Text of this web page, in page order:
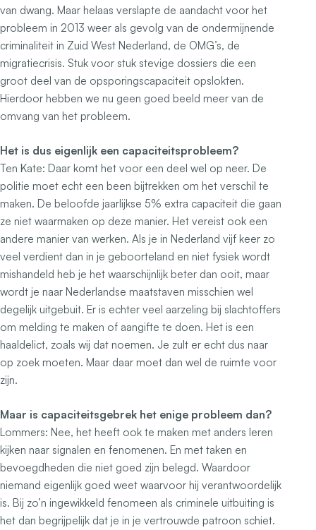
van dwang. Maar helaas verslapte de aandacht voor het
probleem in 2013 weer als gevolg van de ondermijnende
criminaliteit in Zuid West Nederland, de OMG’s, de
migratiecrisis. Stuk voor stuk stevige dossiers die een
groot deel van de opsporingscapaciteit opslokten.
Hierdoor hebben we nu geen goed beeld meer van de
omvang van het probleem.
Het is dus eigenlijk een capaciteitsprobleem?
Ten Kate: Daar komt het voor een deel wel op neer. De
politie moet echt een been bijtrekken om het verschil te
maken. De beloofde jaarlijkse 5% extra capaciteit die gaan
ze niet waarmaken op deze manier. Het vereist ook een
andere manier van werken. Als je in Nederland vijf keer zo
veel verdient dan in je geboorteland en niet fysiek wordt
mishandeld heb je het waarschijnlijk beter dan ooit, maar
wordt je naar Nederlandse maatstaven misschien wel
degelijk uitgebuit. Er is echter veel aarzeling bij slachtoffers
om melding te maken of aangifte te doen. Het is een
haaldelict, zoals wij dat noemen. Je zult er echt dus naar
op zoek moeten. Maar daar moet dan wel de ruimte voor
zijn.
Maar is capaciteitsgebrek het enige probleem dan?
Lommers: Nee, het heeft ook te maken met anders leren
kijken naar signalen en fenomenen. En met taken en
bevoegdheden die niet goed zijn belegd. Waardoor
niemand eigenlijk goed weet waarvoor hij verantwoordelijk
is. Bij zo’n ingewikkeld fenomeen als criminele uitbuiting is
het dan begrijpelijk dat je in je vertrouwde patroon schiet.